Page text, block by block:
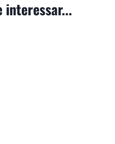
interessar...